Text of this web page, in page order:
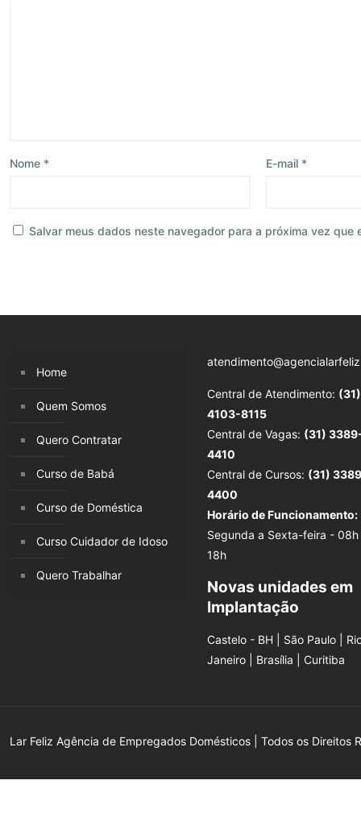
Nome * E-mail *
Salvar meus dados neste navegador para a próxima vez que
Home
Quem Somos
Quero Contratar
Curso de Babá
Curso de Doméstica
Curso Cuidador de Idoso
Quero Trabalhar
Central de Atendimento: (31)
4103-8115
Central de Vagas: (31)
4410
Central de Cursos: (31)
4400
Horário de Funcionamento:
Segunda a Sexta-feira - 08h
18h
Novas unidades em
Implantação
Castelo - BH | São Paulo |
Janeiro | Brasília | Curitiba
Lar Feliz Agência de Empregados Domésticos | Todos os Direitos